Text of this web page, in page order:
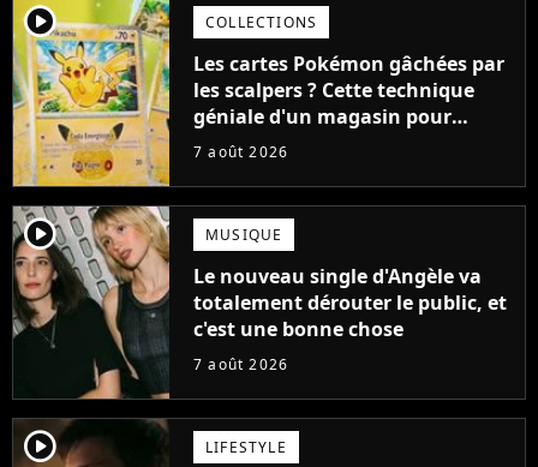
player2 COLLECTIONS
Les cartes Pokémon gâchées par
les scalpers ? Cette technique
géniale d'un magasin pour
ruiner les revendeurs
7 août 2026
player2 MUSIQUE
Le nouveau single d'Angèle va
totalement dérouter le public, et
c'est une bonne chose
7 août 2026
player2 LIFESTYLE